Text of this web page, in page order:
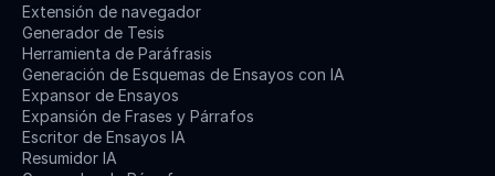
Extensión de navegador
Generador de Tesis
Herramienta de Paráfrasis
Generación de Esquemas de Ensayos con IA
Expansor de Ensayos
Expansión de Frases y Párrafos
Escritor de Ensayos IA
Resumidor IA